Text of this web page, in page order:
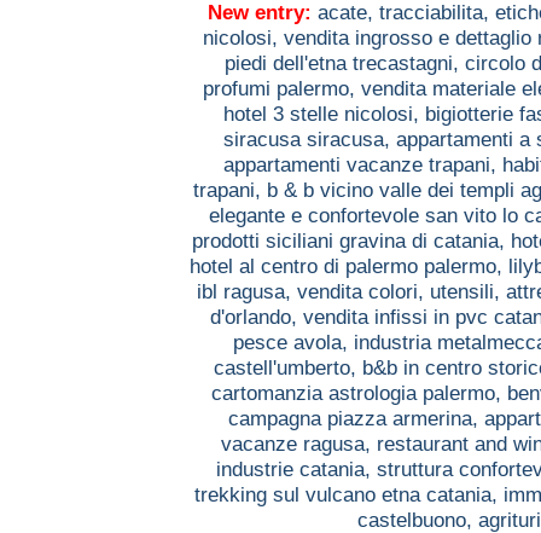
New entry: acate, tracciabilita,
nicolosi, vendita ingrosso e
piedi dell'etna trecastagni, circolo
profumi palermo, vendita materiale
hotel 3 stelle nicolosi, bigiotterie
siracusa siracusa, appartamenti
appartamenti vacanze trapani,
trapani, b & b vicino valle dei templi
elegante e confortevole san vito lo
prodotti siciliani gravina di catania,
hotel al centro di palermo palermo,
ibl ragusa, vendita colori, utensili,
d'orlando, vendita infissi in pvc
pesce avola, industria
castell'umberto, b&b in centro
cartomanzia astrologia palermo,
campagna piazza armerina,
vacanze ragusa, restaurant and
industrie catania, struttura
trekking sul vulcano etna catania,
castelbuono,